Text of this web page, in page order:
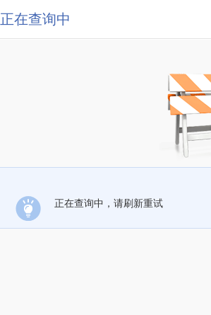
正在查询中
正在查询中，请刷新重试